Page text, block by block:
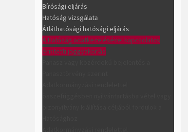
Bírósági eljárás
Hatóság vizsgálata
Átláthatósági hatósági eljárás
A Hatóság adatkezelésével kapcsolatos
érintetti joggyakorlás